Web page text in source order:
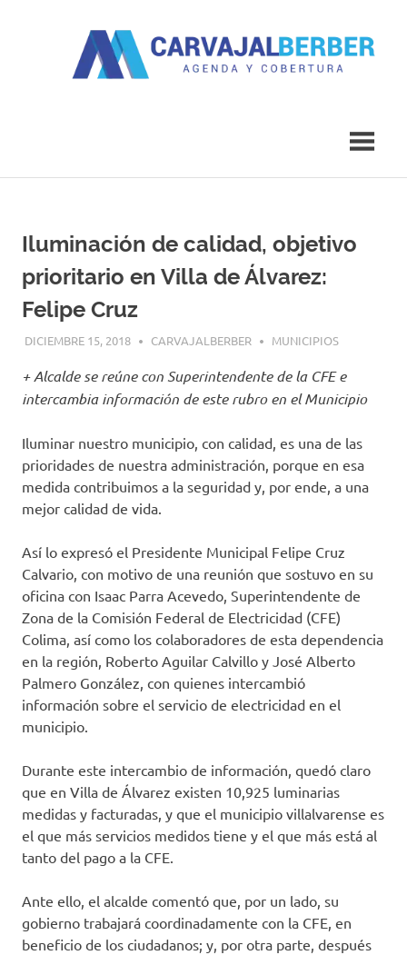
Iluminación de calidad, objetivo
prioritario en Villa de Álvarez:
Felipe Cruz
DICIEMBRE 15, 2018 CARVAJALBERBER MUNICIPIOS
+ Alcalde se reúne con Superintendente de la CFE e
intercambia información de este rubro en el Municipio
Iluminar nuestro municipio, con calidad, es una de las
prioridades de nuestra administración, porque en esa
medida contribuimos a la seguridad y, por ende, a una
mejor calidad de vida.
Así lo expresó el Presidente Municipal Felipe Cruz
Calvario, con motivo de una reunión que sostuvo en su
oficina con Isaac Parra Acevedo, Superintendente de
Zona de la Comisión Federal de Electricidad (CFE)
Colima, así como los colaboradores de esta dependencia
en la región, Roberto Aguilar Calvillo y José Alberto
Palmero González, con quienes intercambió
información sobre el servicio de electricidad en el
municipio.
Durante este intercambio de información, quedó claro
que en Villa de Álvarez existen 10,925 luminarias
medidas y facturadas, y que el municipio villalvarense es
el que más servicios medidos tiene y el que más está al
tanto del pago a la CFE.
Ante ello, el alcalde comentó que, por un lado, su
gobierno trabajará coordinadamente con la CFE, en
beneficio de los ciudadanos; y, por otra parte, después